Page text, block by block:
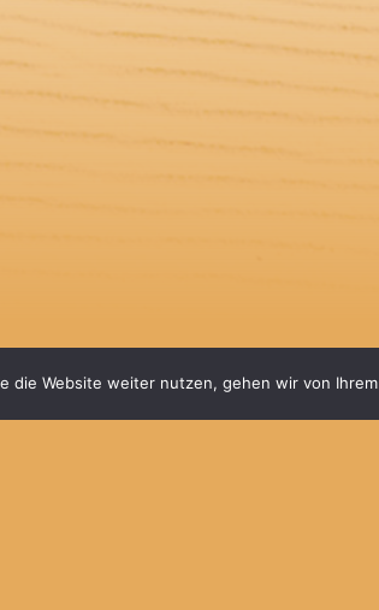
die Website weiter nutzen, gehen wir von